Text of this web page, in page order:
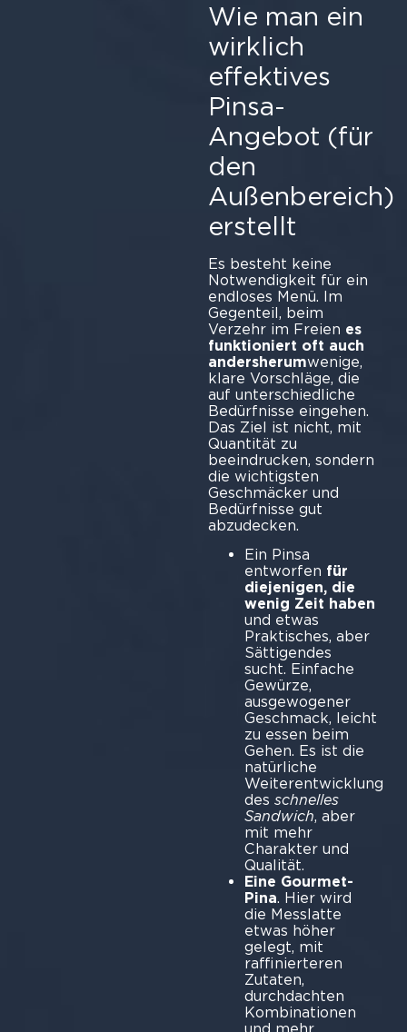
Wie man ein
wirklich
effektives
Pinsa-
Angebot (für
den
Außenbereich)
erstellt
Es besteht keine
Notwendigkeit für ein
endloses Menü. Im
Gegenteil, beim
Verzehr im Freien es
funktioniert oft auch
andersherumwenige,
klare Vorschläge, die
auf unterschiedliche
Bedürfnisse eingehen.
Das Ziel ist nicht, mit
Quantität zu
beeindrucken, sondern
die wichtigsten
Geschmäcker und
Bedürfnisse gut
Ein Pinsa
entworfen für
diejenigen, die
wenig Zeit haben
und etwas
Praktisches, aber
Sättigendes
sucht. Einfache
Gewürze,
ausgewogener
Geschmack, leicht
zu essen beim
Gehen. Es ist die
natürliche
Weiterentwicklung
des schnelles
Sandwich, aber
mit mehr
Charakter und
Qualität.
Eine Gourmet-
Pina. Hier wird
die Messlatte
etwas höher
gelegt, mit
raffinierteren
Zutaten,
durchdachten
Kombinationen